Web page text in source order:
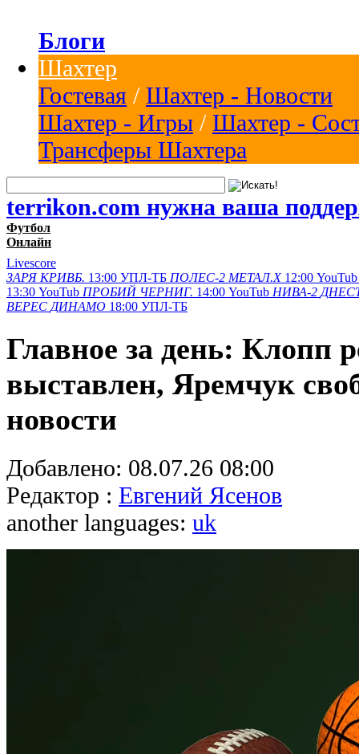
Блоги
Шахтер
Гостевая / Шахтер - Новости
Шахтер - Игры / Шахтер -
Трансферы Шахтера
terrikon.com нужна ваша
Футбол
Онлайн
Livescore
ЗАРЯ КРИВБ. 13:00 УПЛ-ТБ ПОЛЕС-2 МЕТАЛ.Х 12:00 YouTub
13:30 YouTub ПРОБИЙ ЧЕРНИГ. 14:00 YouTub НИВА-2
ВЕРЕС ДИНАМО 18:00 УПЛ-ТБ
Главное за день: Клопп
выставлен, Яремчук
новости
Добавлено: 08.07.26 08:00
Редактор : Евгений Ясенов
another languages: uk